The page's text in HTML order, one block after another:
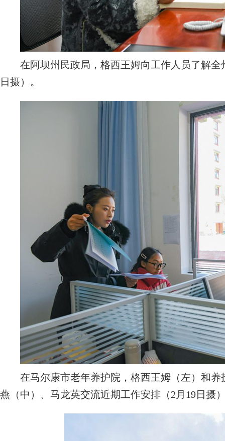
在阿坝州民政局，格西王姆向工作人员了解全
日摄）。
在马尔康市老年养护院，格西王姆（左）和养
燕（中）、马龙英交流近期工作安排（2月19日摄